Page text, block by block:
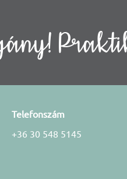
Telefonszám
+36 30 548 5145